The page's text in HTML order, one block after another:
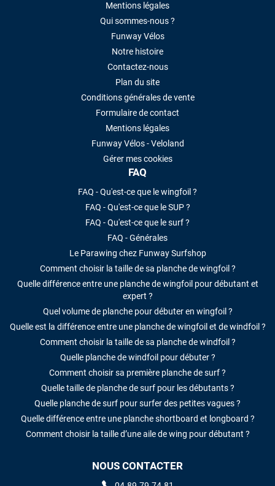
Mentions légales
Qui sommes-nous ?
Funway Vélos
Notre histoire
Contactez-nous
Plan du site
Conditions générales de vente
Formulaire de contact
Mentions légales
Funway Vélos - Veloland
Gérer mes cookies
FAQ
FAQ - Qu'est-ce que le wingfoil ?
FAQ - Qu'est-ce que le SUP ?
FAQ - Qu'est-ce que le surf ?
FAQ - Générales
Le Parawing chez Funway Surfshop
Comment choisir la taille de sa planche de wingfoil ?
Quelle différence entre une planche de wingfoil pour débutant et
expert ?
Quel volume de planche pour débuter en wingfoil ?
Quelle est la différence entre une planche de wingfoil et de windfoil ?
Comment choisir la taille de sa planche de windfoil ?
Quelle planche de windfoil pour débuter ?
Comment choisir sa première planche de surf ?
Quelle taille de planche de surf pour les débutants ?
Quelle planche de surf pour surfer des petites vagues ?
Quelle différence entre une planche shortboard et longboard ?
Comment choisir la taille d’une aile de wing pour débutant ?
NOUS CONTACTER